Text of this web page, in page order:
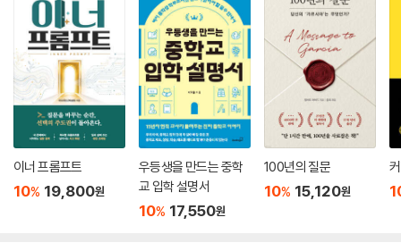
이너 프롬프트
10% 19,800원
우등생을 만드는 중학
교 입학 설명서
10% 17,550원
100년의 질문
10% 15,120원